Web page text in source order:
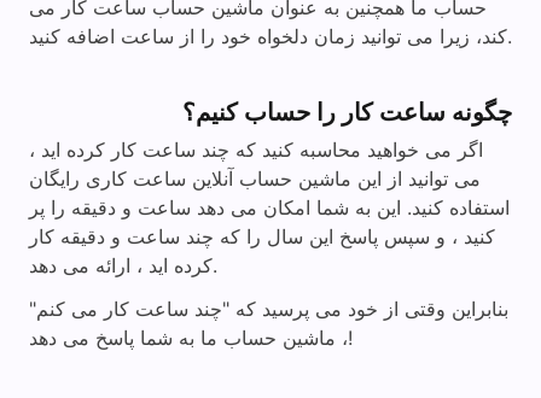
حساب ما همچنین به عنوان ماشین حساب ساعت کار می
کند، زیرا می توانید زمان دلخواه خود را از ساعت اضافه کنید.
چگونه ساعت کار را حساب کنیم؟
اگر می خواهید محاسبه کنید که چند ساعت کار کرده اید ،
می توانید از این ماشین حساب آنلاین ساعت کاری رایگان
استفاده کنید. این به شما امکان می دهد ساعت و دقیقه را پر
کنید ، و سپس پاسخ این سال را که چند ساعت و دقیقه کار
کرده اید ، ارائه می دهد.
بنابراین وقتی از خود می پرسید که "چند ساعت کار می کنم"
، ماشین حساب ما به شما پاسخ می دهد!